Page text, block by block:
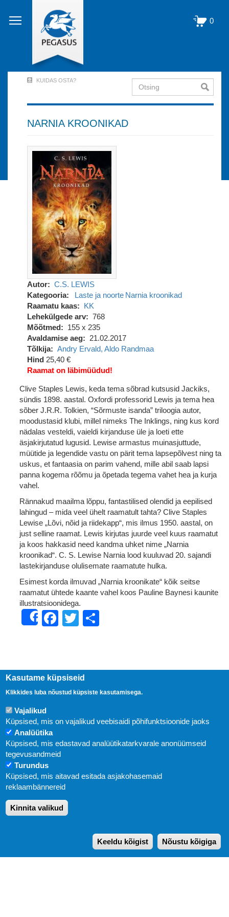
edasi
põhisisu
0
Account
Menu
KUIDAS OSTA? Otsing
NARNIA KROONIKAD
Autor
C.S. LEWIS
Kategooria
Laste ja noorte Narnia kroonikad
Raamatu kaas
KK
Lehekülgede arv
768
Mõõtmed
155 x 235
Avaldamise aeg
21.02.2017
Tõlkija
Andry Ervald, Aldo Randmaa
Hind 25,40 €
Raamat on läbimüüdud!
Clive Staples Lewis, keda tema sõbrad kutsusid Jackiks,
sündis 1898. aastal. Oxfordi professorid Lewis ja tema hea
sõber J.R.R. Tolkien, “Sõrmuste isanda” triloogia autor,
moodustasid klubi, millel nimeks The Inklings, ning kus kord
nädalas vesteldi, vaieldi kirjanduse üle ja loeti ette
äsjakirjutatud lugusid. Lewise armastus muinasjuttude,
müütide ja legendide vastu on pärit tema lapsepõlvest ning ta
uskus, et fantaasia on parim vahend, mille abil saab lapsi
panna kogema rõõmu ja õpetada tegema vahet hea ja kurja
vahel.
Rännakud maailma lõppu, fantastilised olendid ja eepilised
lahingud – mida veel ühelt raamatult tahta? Clive Staples
Lewise „Lõvi, nõid ja riidekapp“, mis ilmus 1950. aastal, on
just selline raamat. Lewis kirjutas juurde veel kuus raamatut
ja koos hakkasid need kandma uhket nime „Narnia
kroonikad“. C. S. Lewise Narnia lood kuuluvad 20. sajandi
lastekirjanduse olulisemate raamatute hulka.
Esimest korda ilmuvad „Narnia kroonikate“ kõik seitse
raamatut ühtede kaante vahel koos Pauline Baynesi kaunite
illustratsioonidega.
ShareFacebook
Twitter
Uudised
KIRJASTUS PEGASUS OÜ © 2020
Paldiski mnt. 29 (A korpus VI korrus), Tallinn
E-post:pegasus[at]pegasus.ee
Kasutame küpsiseid
Klikkides luba nõustud küpsiste kasutamisega.
Vajalikud
Küpsised, mis on vajalikud veebisaidi põhifunktsioonide jaoks
Analüütika
Küpsised, mis edastavad analüütikatarkvarale anonüümseid
tegevusandmeid
Turundus
Küpsised, mis aitavad esitada asjakohasemaid
reklaambännereid
Kinnita valikud
Keeldu kõigist Nõustu kõigiga